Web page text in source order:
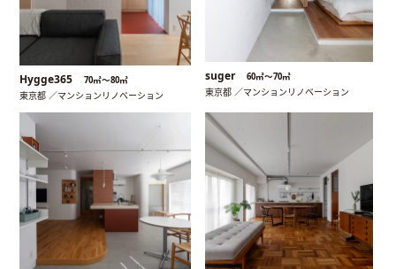
Hygge365 70㎡〜80㎡
東京都 ／マンションリノベーション
suger 60㎡〜70㎡
東京都 ／マンションリノベーション